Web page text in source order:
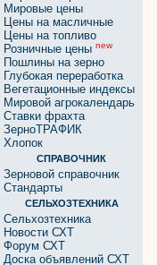
Мировые цены
Цены на масличные
Цены на топливо
Розничные цены new
Пошлины на зерно
Глубокая переработка
Вегетационные индексы
Мировой агрокалендарь
Ставки фрахта
ЗерноТРАФИК
Хлопок
СПРАВОЧНИК
Зерновой справочник
Стандарты
СЕЛЬХОЗТЕХНИКА
Сельхозтехника
Новости СХТ
Форум СХТ
Доска объявлений СХТ